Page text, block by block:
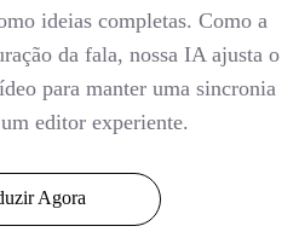
ideias completas. Como a
da fala, nossa IA ajusta o
para manter uma sincronia
editor experiente.
Agora